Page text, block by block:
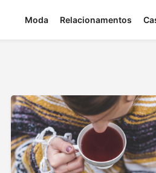
Moda Relacionamentos